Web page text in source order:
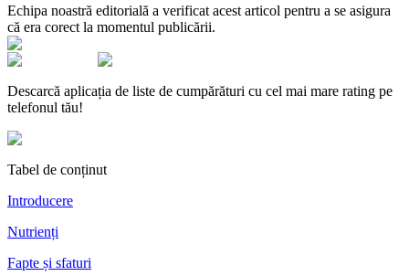
Echipa noastră editorială a verificat acest articol pentru a se asigura
că era corect la momentul publicării.
Descarcă aplicația de liste de cumpărături cu cel mai mare rating pe
telefonul tău!
Tabel de conținut
Introducere
Nutrienți
Fapte și sfaturi